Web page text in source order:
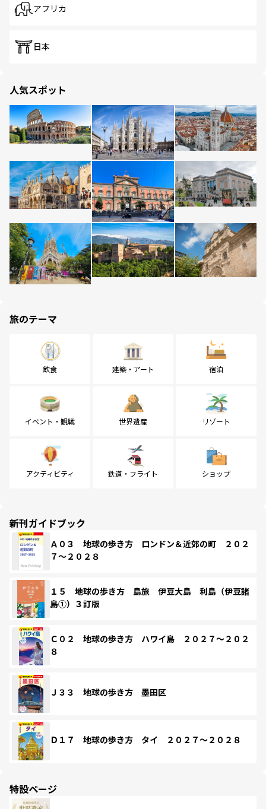
アフリカ
日本
人気スポット
旅のテーマ
飲食 建築・アート 宿泊
イベント・観戦 世界遺産 リゾート
アクティビティ 鉄道・フライト ショップ
新刊ガイドブック
Ａ０３ 地球の歩き方 ロンドン＆近郊の町 ２０２
７～２０２８
１５ 地球の歩き方 島旅 伊豆大島 利島（伊豆諸
島①）３訂版
Ｃ０２ 地球の歩き方 ハワイ島 ２０２７～２０２
８
Ｊ３３ 地球の歩き方 墨田区
Ｄ１７ 地球の歩き方 タイ ２０２７～２０２８
特設ページ